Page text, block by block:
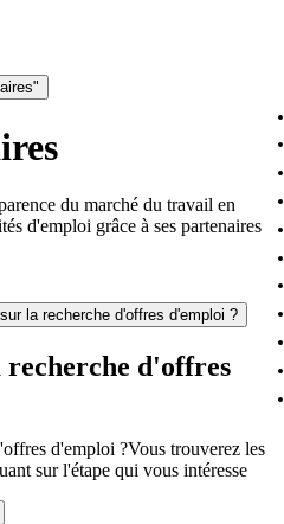
du marché du travail en
d'emploi grâce à ses partenaires
la recherche d'offres d'emploi ?
recherche d'offres
d'emploi ?Vous trouverez les
sur l'étape qui vous intéresse